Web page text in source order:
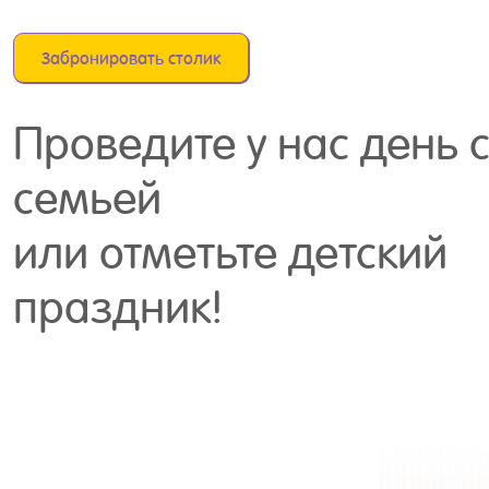
Забронировать столик
Проведите у нас день с
семьей
или отметьте детский
праздник!